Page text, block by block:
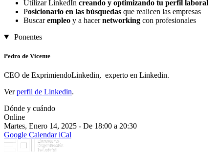
Utilizar LinkedIn creando y optimizando tu perfil laboral
Posicionarlo en las búsquedas que realicen las empresas
Buscarempleo y a hacernetworking con profesionales
Ponentes
Pedro de Vicente
CEO de ExprimiendoLinkedin, experto en Linkedin.
Verperfil de Linkedin.
Dónde y cuándo
Online
Martes, Enero 14, 2025 - De 18:00 a 20:30
Google CalendariCal